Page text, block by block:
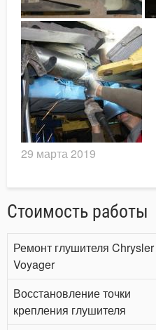
29 марта 2019
Стоимость работы
Ремонт глушителя Chrysler
Voyager
Восстановление точки
крепления глушителя